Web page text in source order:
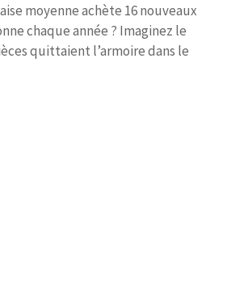
moyenne achète 16 nouveaux
chaque année ? Imaginez le
quittaient l’armoire dans le